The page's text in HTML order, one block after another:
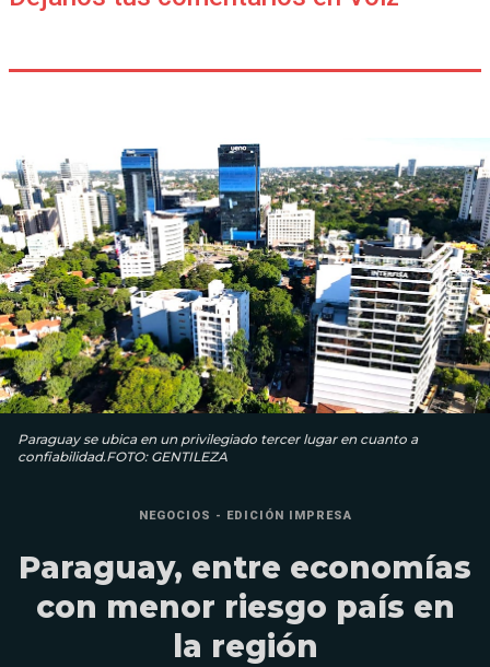
Paraguay se ubica en un privilegiado tercer lugar en cuanto a
confiabilidad.FOTO: GENTILEZA
NEGOCIOS - EDICIÓN IMPRESA
Paraguay, entre economías
con menor riesgo país en
la región